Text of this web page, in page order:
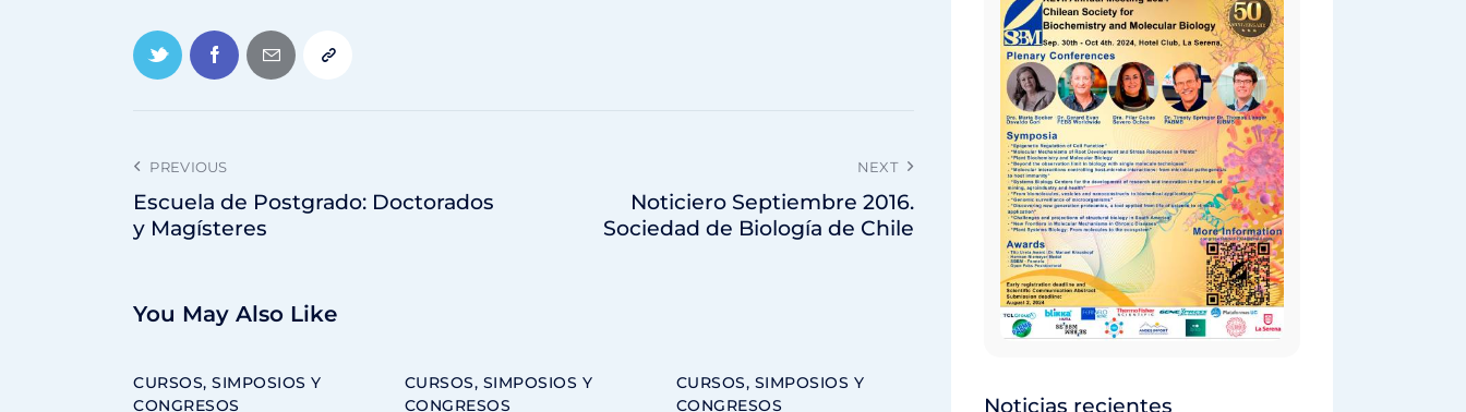
PREVIOUS
Escuela de Postgrado: Doctorados
y Magísteres
NEXT
Noticiero Septiembre 2016.
Sociedad de Biología de Chile
You May Also Like
CURSOS, SIMPOSIOS Y
CONGRESOS
CURSOS, SIMPOSIOS Y
CONGRESOS
CURSOS, SIMPOSIOS Y
CONGRESOS
Noticias recientes